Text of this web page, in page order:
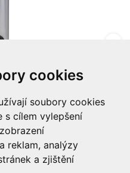
cookies
soubory cookies
s cílem vylepšení
reklam, analýzy
a zjištění
Single, 350ml